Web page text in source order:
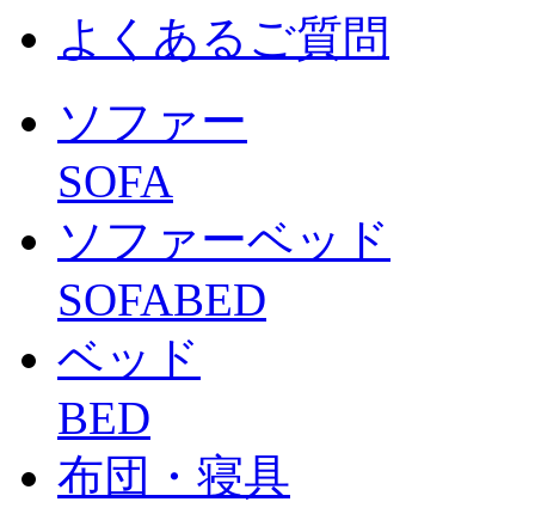
よくあるご質問
ソファー
SOFA
ソファーベッド
SOFABED
ベッド
BED
布団・寝具